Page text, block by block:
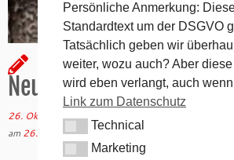
Hochberg –
Neuzeit
26. Oktober 2017
am 26. September 2020)
Persönliche Anmerkung:
Standardtext um der DSGVO
Tatsächlich geben wir
weiter, wozu auch? Aber
wird eben verlangt, auch
Link zum Datenschutz
TechnicalTechnical
MarketingMarketing